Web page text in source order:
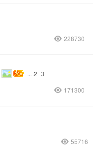
228730
... 2 3
171300
55716